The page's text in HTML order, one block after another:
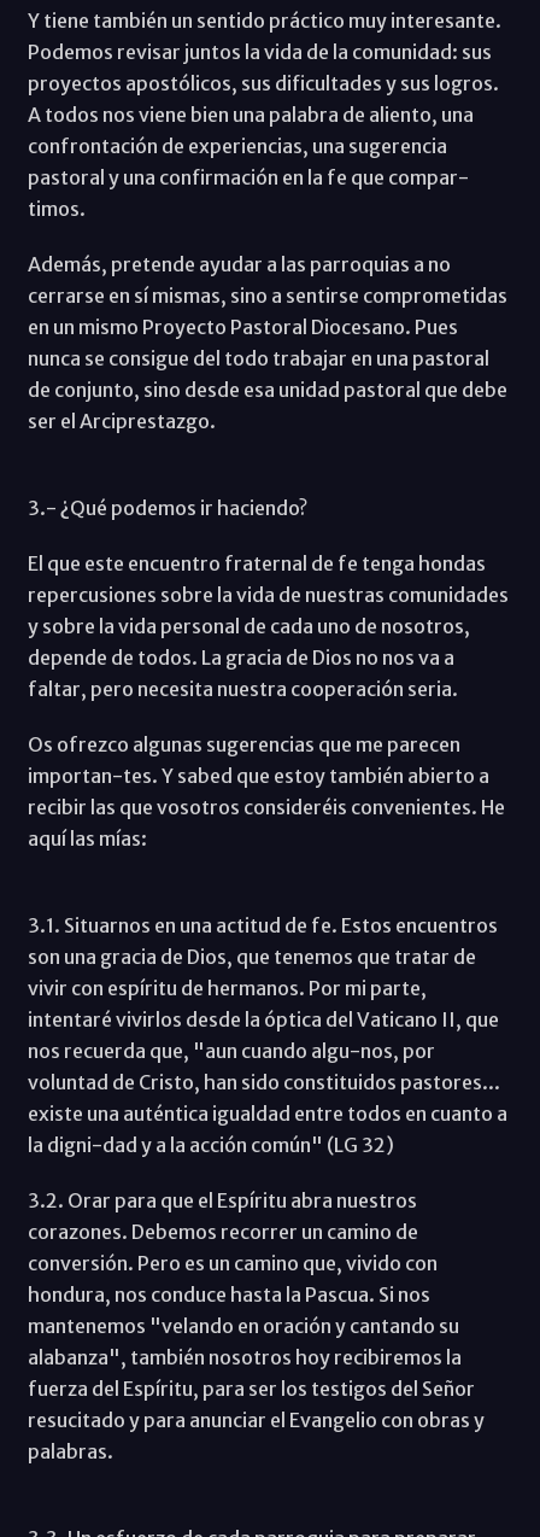
Y tiene también un sentido práctico muy interesante.
Podemos revisar juntos la vida de la comunidad: sus
proyectos apostólicos, sus dificultades y sus logros.
A todos nos viene bien una palabra de aliento, una
confrontación de experiencias, una sugerencia
pastoral y una confirmación en la fe que compar-
timos.
Además, pretende ayudar a las parroquias a no
cerrarse en sí mismas, sino a sentirse comprometidas
en un mismo Proyecto Pastoral Diocesano. Pues
nunca se consigue del todo trabajar en una pastoral
de conjunto, sino desde esa unidad pastoral que debe
ser el Arciprestazgo.
3.- ¿Qué podemos ir haciendo?
El que este encuentro fraternal de fe tenga hondas
repercusiones sobre la vida de nuestras comunidades
y sobre la vida personal de cada uno de nosotros,
depende de todos. La gracia de Dios no nos va a
faltar, pero necesita nuestra cooperación seria.
Os ofrezco algunas sugerencias que me parecen
importan-tes. Y sabed que estoy también abierto a
recibir las que vosotros consideréis convenientes. He
aquí las mías:
3.1. Situarnos en una actitud de fe. Estos encuentros
son una gracia de Dios, que tenemos que tratar de
vivir con espíritu de hermanos. Por mi parte,
intentaré vivirlos desde la óptica del Vaticano II, que
nos recuerda que, "aun cuando algu-nos, por
voluntad de Cristo, han sido constituidos pastores...
existe una auténtica igualdad entre todos en cuanto a
la digni-dad y a la acción común" (LG 32)
3.2. Orar para que el Espíritu abra nuestros
corazones. Debemos recorrer un camino de
conversión. Pero es un camino que, vivido con
hondura, nos conduce hasta la Pascua. Si nos
mantenemos "velando en oración y cantando su
alabanza", también nosotros hoy recibiremos la
fuerza del Espíritu, para ser los testigos del Señor
resucitado y para anunciar el Evangelio con obras y
palabras.